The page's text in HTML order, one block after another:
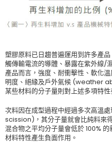
塑膠原料已日趨普遍運用到許多產
觸傳輸電流的導體、暴露在紫外線/
產品而言，強度、耐衝擊性、軟
明度、絕緣及戶外氣候 (weather
某些材料的分子量則對上述多項特性
次料因在成型過程中經過多次高溫
scission)，其分子量就會比純料來
混合物之平均分子量會低於 100%
材料特性產生負面作用。